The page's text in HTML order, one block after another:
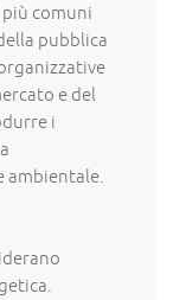
comuni
pubblica
e del
i
ambientale.